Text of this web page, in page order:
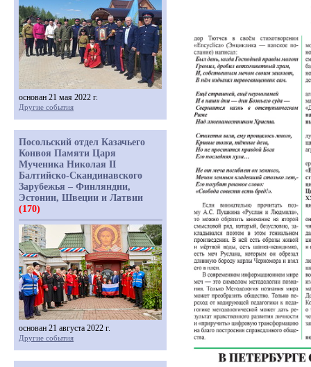
основан 21 мая 2022 г.
Другие события
Посольский отдел Казачьего
Конвоя Памяти Царя
Мученика Николая II
Балтийско-Скандинавского
Зарубежья – Финляндии,
Эстонии, Швеции и Латвии
(170)
основан 21 августа 2022 г.
Другие события